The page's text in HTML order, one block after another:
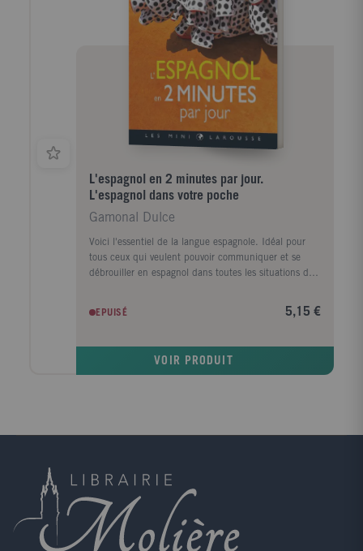
L'espagnol en 2 minutes par jour.
L'espagnol dans votre poche
Gamonal Dulce
Voici l'essentiel de la langue espagnole. Idéal pour
tous ceux qui veulent pouvoir communiquer et se
débrouiller en espagnol dans toutes les situations de
toutes les situations et des informations pratiques sur
EPUISÉ 5,15 €
VOIR PRODUIT